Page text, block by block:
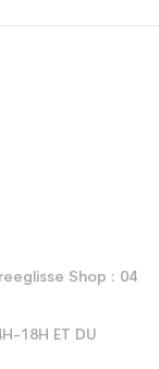
Shop : 04
18H ET DU